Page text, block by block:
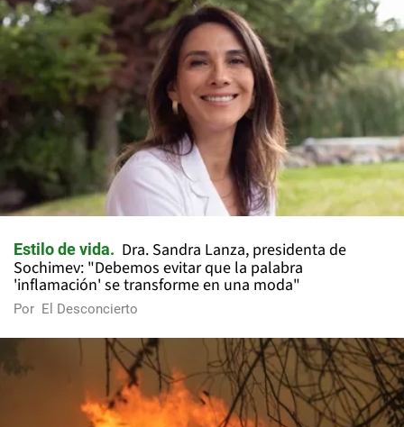
Estilo de vida
Dra. Sandra Lanza, presidenta de
Sochimev: "Debemos evitar que la palabra
'inflamación' se transforme en una moda"
Por El Desconcierto